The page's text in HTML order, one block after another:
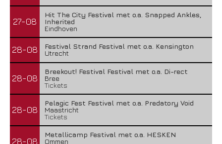
27-08
Hit The City Festival met o.a. Snapped Ankles,
Inherited
Eindhoven
28-08
Festival Strand Festival met o.a. Kensington
Utrecht
28-08
Breekout! Festival Festival met o.a. Di-rect
Bree
Tickets
28-08
Pelagic Fest Festival met o.a. Predatory Void
Maastricht
Tickets
28-08
Metallicamp Festival met o.a. HESKEN
Ommen